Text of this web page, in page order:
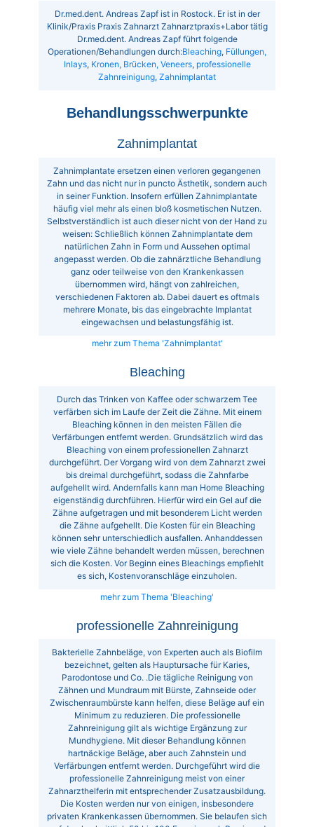
Dr.med.dent. Andreas Zapf ist in Rostock. Er ist in der
Klinik/Praxis Praxis Zahnarzt Zahnarztpraxis+Labor tätig
Dr.med.dent. Andreas Zapf führt folgende
Operationen/Behandlungen durch:Bleaching, Füllungen,
Inlays, Kronen, Brücken, Veneers, professionelle
Zahnreinigung, Zahnimplantat
Behandlungsschwerpunkte
Zahnimplantat
Zahnimplantate ersetzen einen verloren gegangenen
Zahn und das nicht nur in puncto Ästhetik, sondern auch
in seiner Funktion. Insofern erfüllen Zahnimplantate
häufig viel mehr als einen bloß kosmetischen Nutzen.
Selbstverständlich ist auch dieser nicht von der Hand zu
weisen: Schließlich können Zahnimplantate dem
natürlichen Zahn in Form und Aussehen optimal
angepasst werden. Ob die zahnärztliche Behandlung
ganz oder teilweise von den Krankenkassen
übernommen wird, hängt von zahlreichen,
verschiedenen Faktoren ab. Dabei dauert es oftmals
mehrere Monate, bis das eingebrachte Implantat
eingewachsen und belastungsfähig ist.
mehr zum Thema 'Zahnimplantat'
Bleaching
Durch das Trinken von Kaffee oder schwarzem Tee
verfärben sich im Laufe der Zeit die Zähne. Mit einem
Bleaching können in den meisten Fällen die
Verfärbungen entfernt werden. Grundsätzlich wird das
Bleaching von einem professionellen Zahnarzt
durchgeführt. Der Vorgang wird von dem Zahnarzt zwei
bis dreimal durchgeführt, sodass die Zahnfarbe
aufgehellt wird. Andernfalls kann man Home Bleaching
eigenständig durchführen. Hierfür wird ein Gel auf die
Zähne aufgetragen und mit besonderem Licht werden
die Zähne aufgehellt. Die Kosten für ein Bleaching
können sehr unterschiedlich ausfallen. Anhanddessen
wie viele Zähne behandelt werden müssen, berechnen
sich die Kosten. Vor Beginn eines Bleachings empfiehlt
es sich, Kostenvoranschläge einzuholen.
mehr zum Thema 'Bleaching'
professionelle Zahnreinigung
Bakterielle Zahnbeläge, von Experten auch als Biofilm
bezeichnet, gelten als Hauptursache für Karies,
Parodontose und Co. .Die tägliche Reinigung von
Zähnen und Mundraum mit Bürste, Zahnseide oder
Zwischenraumbürste kann helfen, diese Beläge auf ein
Minimum zu reduzieren. Die professionelle
Zahnreinigung gilt als wichtige Ergänzung zur
Mundhygiene. Mit dieser Behandlung können
hartnäckige Beläge, aber auch Zahnstein und
Verfärbungen entfernt werden. Durchgeführt wird die
professionelle Zahnreinigung meist von einer
Zahnarzthelferin mit entsprechender Zusatzausbildung.
Die Kosten werden nur von einigen, insbesondere
privaten Krankenkassen übernommen. Sie belaufen sich